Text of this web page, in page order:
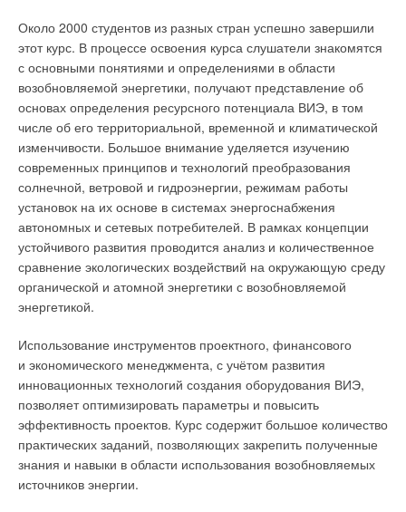
Около 2000 студентов из разных стран успешно завершили
этот курс. В процессе освоения курса слушатели знакомятся
с основными понятиями и определениями в области
возобновляемой энергетики, получают представление об
основах определения ресурсного потенциала ВИЭ, в том
числе об его территориальной, временной и климатической
изменчивости. Большое внимание уделяется изучению
современных принципов и технологий преобразования
солнечной, ветровой и гидроэнергии, режимам работы
установок на их основе в системах энергоснабжения
автономных и сетевых потребителей. В рамках концепции
устойчивого развития проводится анализ и количественное
сравнение экологических воздействий на окружающую среду
органической и атомной энергетики с возобновляемой
энергетикой.
Использование инструментов проектного, финансового
и экономического менеджмента, с учётом развития
инновационных технологий создания оборудования ВИЭ,
позволяет оптимизировать параметры и повысить
эффективность проектов. Курс содержит большое количество
практических заданий, позволяющих закрепить полученные
знания и навыки в области использования возобновляемых
источников энергии.